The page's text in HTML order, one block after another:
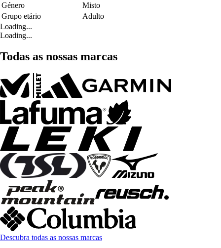
Género
Misto
Grupo etário
Adulto
Loading...
Loading...
Todas as nossas marcas
Descubra todas as nossas marcas